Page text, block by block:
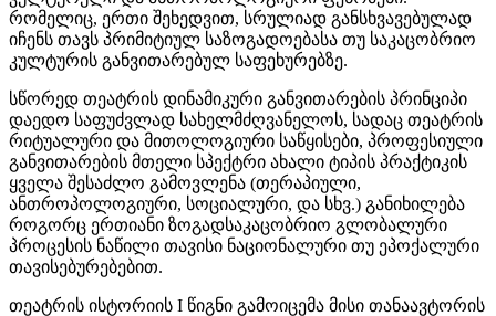
რომელიც, ერთი შეხედვით, სრულიად განსხვავებულად
იჩენს თავს პრიმიტიულ საზოგადოებასა თუ საკაცობრიო
კულტურის განვითარებულ საფეხურებზე.
სწორედ თეატრის დინამიკური განვითარების პრინციპი
დაედო საფუძვლად სახელმძღვანელოს, სადაც თეატრის
რიტუალური და მითოლოგიური საწყისები, პროფესიული
განვითარების მთელი სპექტრი ახალი ტიპის პრაქტიკის
ყველა შესაძლო გამოვლენა (თერაპიული,
ანთროპოლოგიური, სოციალური, და სხვ.) განიხილება
როგორც ერთიანი ზოგადსაკაცობრიო გლობალური
პროცესის ნაწილი თავისი ნაციონალური თუ ეპოქალური
თავისებურებებით.
თეატრის ისტორიის I წიგნი გამოიცემა მისი თანაავტორის